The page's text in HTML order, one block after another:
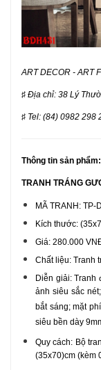
ART DECOR - ART
♯ Địa chỉ: 38 Lý
♯ Tel: (84) 0982 298
Thông tin sản phẩm:
TRANH TRÁNG
MÃ TRANH: TP-
Kích thước:
Giá: 280.000
Chất liệu: Tranh
Diễn giải: Tranh
ảnh siêu sắc
bắt sáng; mặt
siêu bền dày
Quy cách: Bộ
(35x70)cm (kèm